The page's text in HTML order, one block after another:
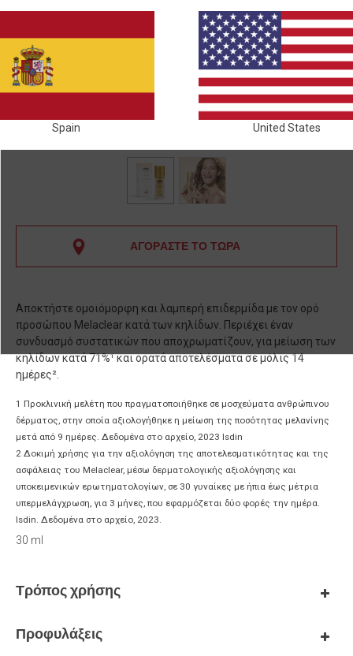
ΑΓΟΡΑΣΤΕ ΤΟ ΤΩΡΑ
Αποκτήστε ομοιόμορφη και λαμπερή επιδερμίδα με τον ορό
προσώπου Melaclear κατά των κηλίδων. Περιέχει έναν
συνδυασμό συστατικών που αποχρωματίζουν, για μείωση των
κηλίδων κατά 71%¹ και ορατά αποτελέσματα σε μόλις 14
ημέρες².
1 Προκλινική μελέτη που πραγματοποιήθηκε σε μοσχεύματα ανθρώπινου
δέρματος, στην οποία αξιολογήθηκε η μείωση της ποσότητας μελανίνης
μετά από 9 ημέρες. Δεδομένα στο αρχείο, 2023 Isdin
2 Δοκιμή χρήσης για την αξιολόγηση της αποτελεσματικότητας και της
ασφάλειας του Melaclear, μέσω δερματολογικής αξιολόγησης και
υποκειμενικών ερωτηματολογίων, σε 30 γυναίκες με ήπια έως μέτρια
υπερμελάγχρωση, για 3 μήνες, που εφαρμόζεται δύο φορές την ημέρα.
Isdin. Δεδομένα στο αρχείο, 2023.
30 ml
Τρόπος χρήσης
Προφυλάξεις
Spain United States